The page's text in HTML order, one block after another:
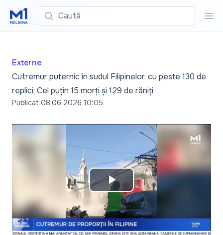
Caută
Externe
Cutremur puternic în sudul Filipinelor, cu peste 130 de
replici: Cel puțin 15 morți și 129 de răniți
Publicat 08.06.2026 10:05
Play
Video